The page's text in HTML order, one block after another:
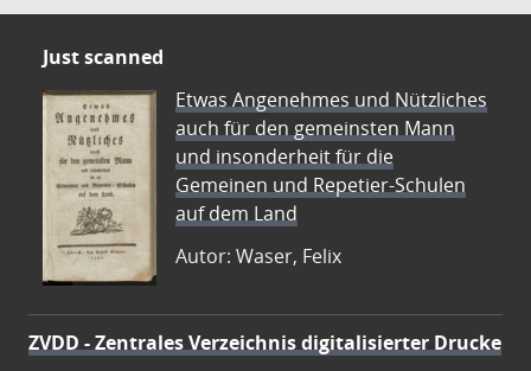
Just scanned
Etwas Angenehmes und Nützliches
auch für den gemeinsten Mann
und insonderheit für die
Gemeinen und Repetier-Schulen
auf dem Land
Autor: Waser, Felix
ZVDD - Zentrales Verzeichnis digitalisierter Drucke